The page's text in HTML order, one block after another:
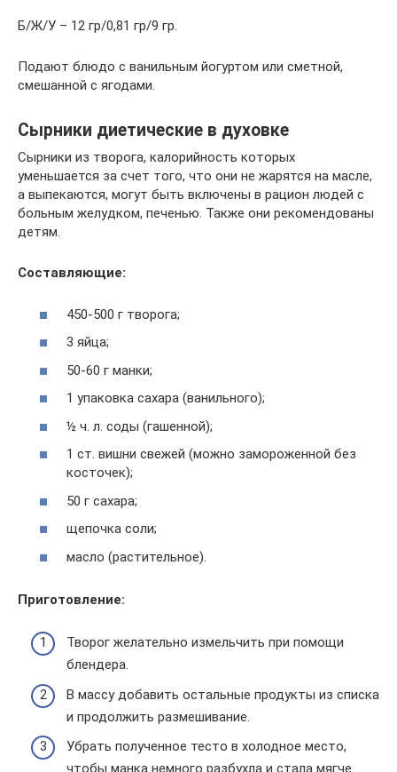
Б/Ж/У – 12 гр/0,81 гр/9 гр.
Подают блюдо с ванильным йогуртом или сметной,
смешанной с ягодами.
Сырники диетические в духовке
Сырники из творога, калорийность которых
уменьшается за счет того, что они не жарятся на масле,
а выпекаются, могут быть включены в рацион людей с
больным желудком, печенью. Также они рекомендованы
детям.
Составляющие:
450-500 г творога;
3 яйца;
50-60 г манки;
1 упаковка сахара (ванильного);
½ ч. л. соды (гашенной);
1 ст. вишни свежей (можно замороженной без
косточек);
50 г сахара;
щепочка соли;
масло (растительное).
Приготовление:
Творог желательно измельчить при помощи
блендера.
В массу добавить остальные продукты из списка
и продолжить размешивание.
Убрать полученное тесто в холодное место,
чтобы манка немного разбухла и стала мягче.